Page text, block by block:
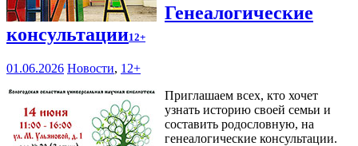
Генеалогические
консультации12+
01.06.2026 Новости, 12+
Приглашаем всех, кто хочет
узнать историю своей семьи и
составить родословную, на
генеалогические консультации.